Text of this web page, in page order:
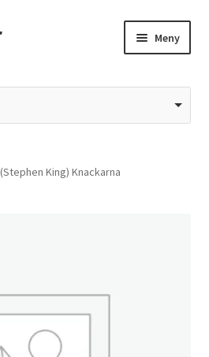
Meny
(Stephen King) Knackarna